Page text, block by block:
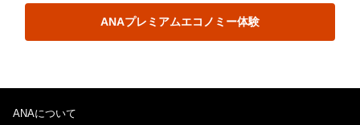
ANAプレミアムエコノミー体験
ANAについて